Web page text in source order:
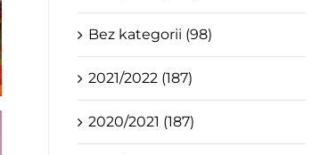
Bez kategorii (98)
2021/2022 (187)
2020/2021 (187)